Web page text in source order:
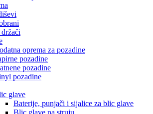
oprema za pozadine
pozadine
pozadine
pozadine
glave
Baterije, punjači i sijalice za blic glave
Blic glave na struju